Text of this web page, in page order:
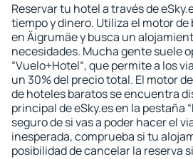
Reservar tu hotel a través de
tiempo y dinero. Utiliza el motor
en Äigrumäe y busca un
necesidades. Mucha gente suele
“Vuelo+Hotel“, que permite a los
un 30% del precio total. El motor
de hoteles baratos se encuentra
principal de eSky.es en la pestaña
seguro de si vas a poder hacer el
inesperada, comprueba si tu
posibilidad de cancelar la reserva